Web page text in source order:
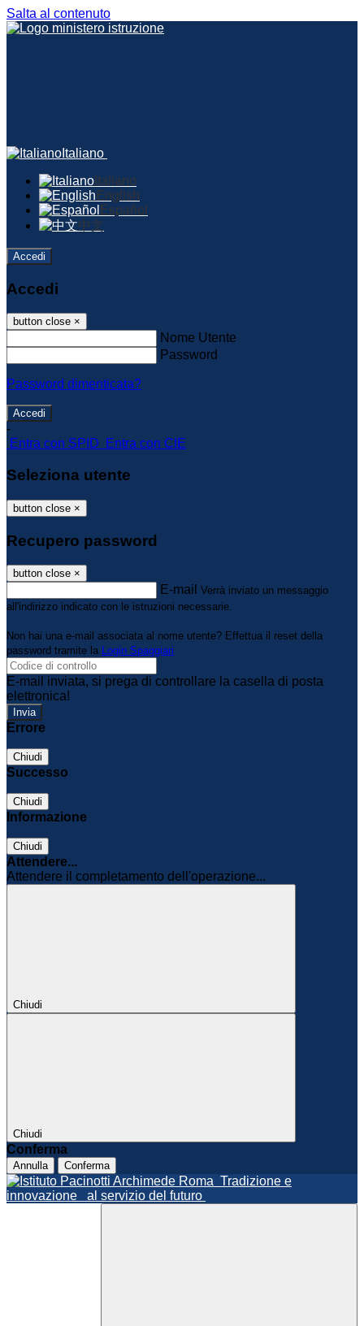
Salta al contenuto
Italiano
Italiano
English
Español
中文
Accedi
Accedi
button close ×
Nome Utente
Password
Password dimenticata?
-
Entra con SPID
Entra con CIE
Seleziona utente
button close ×
Recupero password
button close ×
E-mail Verrà inviato un messaggio
all'indirizzo indicato con le istruzioni necessarie.
Non hai una e-mail associata al nome utente? Effettua il reset della
password tramite la Login Spaggiari
E-mail inviata, si prega di controllare la casella di posta
elettronica!
Errore
Chiudi
Successo
Chiudi
Informazione
Chiudi
Attendere...
Attendere il completamento dell'operazione...
Chiudi
Chiudi
Conferma
Annulla Conferma
Roma Tradizione e
innovazione
al servizio del futuro